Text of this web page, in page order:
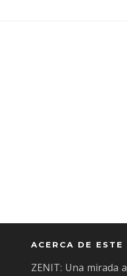
ACERCA DE ESTE
ZENIT: Una mirada